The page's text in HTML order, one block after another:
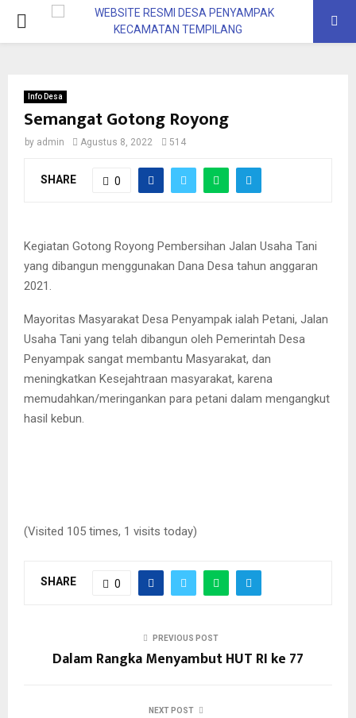
Info Desa
Semangat Gotong Royong
by admin Agustus 8, 2022 514
SHARE 0
Kegiatan Gotong Royong Pembersihan Jalan Usaha Tani
yang dibangun menggunakan Dana Desa tahun anggaran
2021.
Mayoritas Masyarakat Desa Penyampak ialah Petani, Jalan
Usaha Tani yang telah dibangun oleh Pemerintah Desa
Penyampak sangat membantu Masyarakat, dan
meningkatkan Kesejahtraan masyarakat, karena
memudahkan/meringankan para petani dalam mengangkut
hasil kebun.
(Visited 105 times, 1 visits today)
SHARE 0
PREVIOUS POST
Dalam Rangka Menyambut HUT RI ke 77
NEXT POST